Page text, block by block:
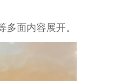
面内容展开。